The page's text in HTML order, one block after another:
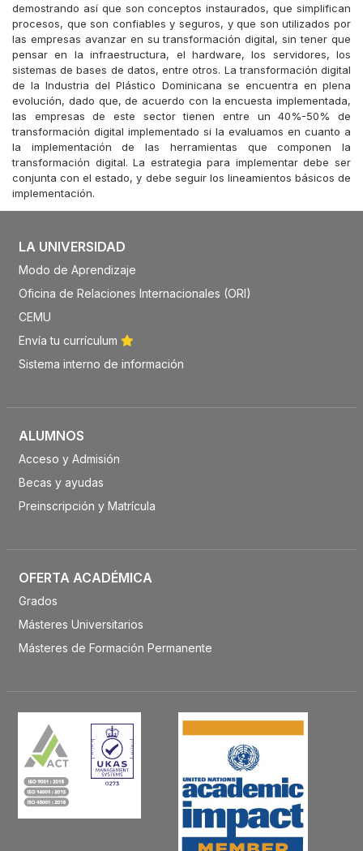
demostrando así que son conceptos instaurados, que simplifican
procesos, que son confiables y seguros, y que son utilizados por
las empresas avanzar en su transformación digital, sin tener que
pensar en la infraestructura, el hardware, los servidores, los
sistemas de bases de datos, entre otros. La transformación digital
de la Industria del Plástico Dominicana se encuentra en plena
evolución, dado que, de acuerdo con la encuesta implementada,
las empresas de este sector tienen entre un 40%-50% de
transformación digital implementado si la evaluamos en cuanto a
la implementación de las herramientas que componen la
transformación digital. La estrategia para implementar debe ser
conjunta con el estado, y debe seguir los lineamientos básicos de
implementación.
LA UNIVERSIDAD
Modo de Aprendizaje
Oficina de Relaciones Internacionales (ORI)
CEMU
Envía tu currículum
Sistema interno de información
ALUMNOS
Acceso y Admisión
Becas y ayudas
Preinscripción y Matrícula
OFERTA ACADÉMICA
Grados
Másteres Universitarios
Másteres de Formación Permanente